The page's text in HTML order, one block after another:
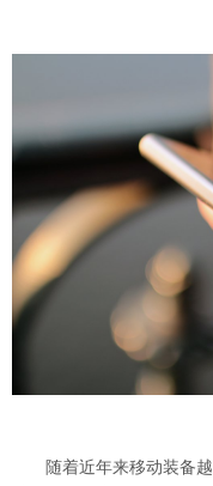
随着近年来移动装备越